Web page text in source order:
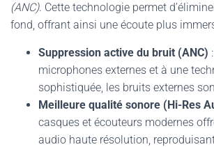
(ANC). Cette technologie permet
fond, offrant ainsi une écoute plus
Suppression active du bruit (ANC)
microphones externes et à une
sophistiquée, les bruits externes
Meilleure qualité sonore (Hi-Res
casques et écouteurs modernes
audio haute résolution,